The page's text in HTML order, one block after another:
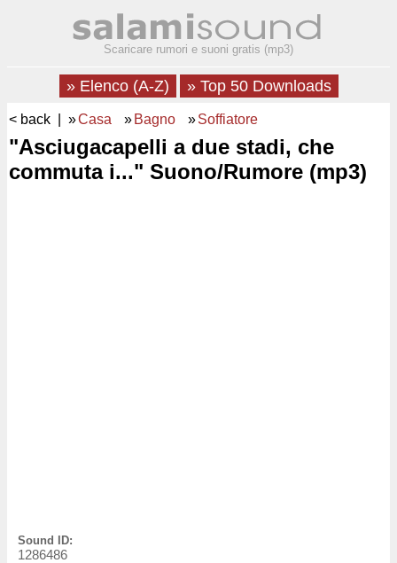
Scaricare rumori e suoni gratis (mp3)
» Elenco (A-Z) » Top 50 Downloads
< back | »Casa » Bagno »Soffiatore
"Asciugacapelli a due stadi, che
commuta i..." Suono/Rumore (mp3)
Sound ID:
1286486